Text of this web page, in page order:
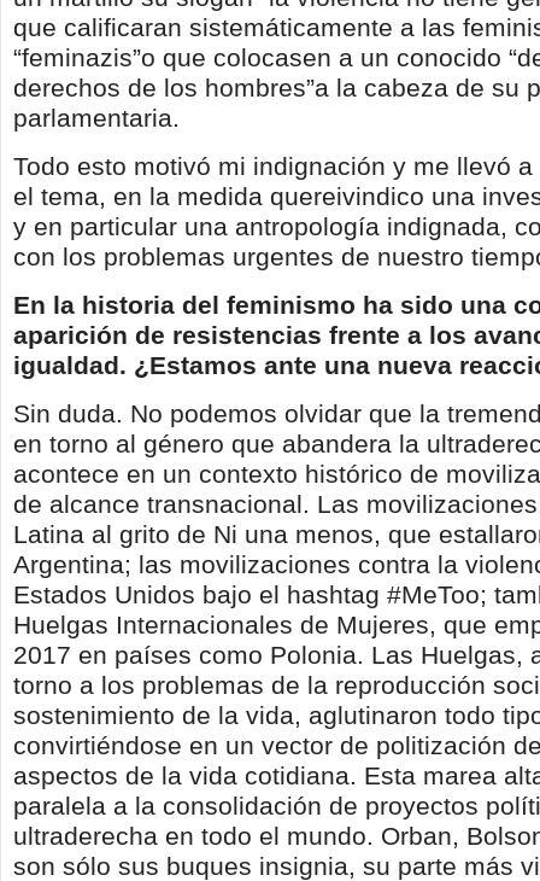
que calificaran sistemáticamente a las
“feminazis”o que colocasen a un conocido
derechos de los hombres”a la cabeza de su
parlamentaria.
Todo esto motivó mi indignación y me llevó
el tema, en la medida quereivindico una
y en particular una antropología indignada,
con los problemas urgentes de nuestro
En la historia del feminismo ha sido una
aparición de resistencias frente a los
igualdad. ¿Estamos ante una nueva
Sin duda. No podemos olvidar que la
en torno al género que abandera la
acontece en un contexto histórico de
de alcance transnacional. Las
Latina al grito de Ni una menos, que
Argentina; las movilizaciones contra la
Estados Unidos bajo el hashtag #MeToo;
Huelgas Internacionales de Mujeres, que
2017 en países como Polonia. Las Huelgas,
torno a los problemas de la reproducción
sostenimiento de la vida, aglutinaron todo
convirtiéndose en un vector de politización
aspectos de la vida cotidiana. Esta marea
paralela a la consolidación de proyectos
ultraderecha en todo el mundo. Orban,
son sólo sus buques insignia, su parte más